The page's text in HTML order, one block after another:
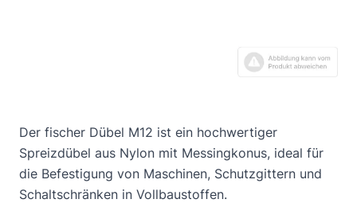
Der fischer Dübel M12 ist ein hochwertiger
Spreizdübel aus Nylon mit Messingkonus, ideal für
die Befestigung von Maschinen, Schutzgittern und
Schaltschränken in Vollbaustoffen.